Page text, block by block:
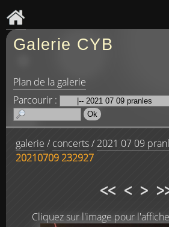
Galerie CYB
Plan de la galerie
Parcourir :
galerie / concerts/ 2021 07 09
20210709 232927
<< < >
Cliquez sur l'image pour